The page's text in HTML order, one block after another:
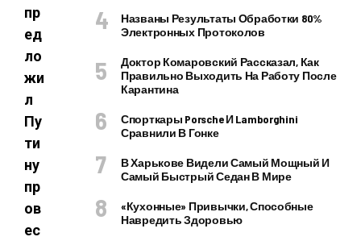
пр
ед
ло
жи
л
Пу
ти
ну
пр
ов
ес
Названы Результаты Обработки 80%
Электронных Протоколов
Доктор Комаровский Рассказал, Как
Правильно Выходить На Работу После
Карантина
Спорткары Porsche И Lamborghini
Сравнили В Гонке
В Харькове Видели Самый Мощный И
Самый Быстрый Седан В Мире
«Кухонные» Привычки, Способные
Навредить Здоровью